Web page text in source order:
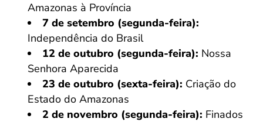
Amazonas à Província
7 de setembro (segunda-feira):
Independência do Brasil
12 de outubro (segunda-feira): Nossa
Senhora Aparecida
23 de outubro (sexta-feira): Criação do
Estado do Amazonas
2 de novembro (segunda-feira): Finados